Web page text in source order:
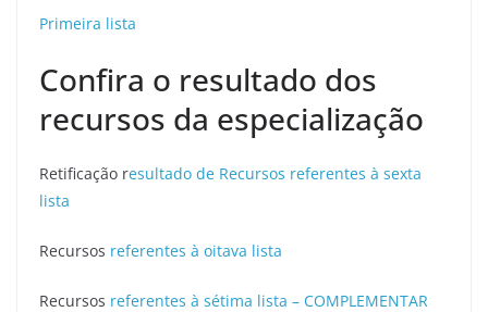
Primeira lista
Confira o resultado dos
recursos da especialização
Retificação resultado de Recursos referentes à sexta
lista
Recursos referentes à oitava lista
Recursos referentes à sétima lista – COMPLEMENTAR